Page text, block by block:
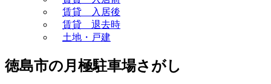
賃貸 入居後
賃貸 退去時
土地・戸建
徳島市の月極駐車場さがし